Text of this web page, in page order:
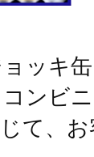
ッキ
ンビ
て、